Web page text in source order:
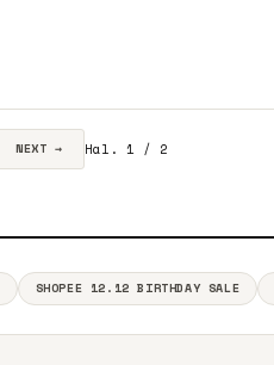
NEXT → Hal. 1 / 2
SHOPEE 12.12 BIRTHDAY SALE